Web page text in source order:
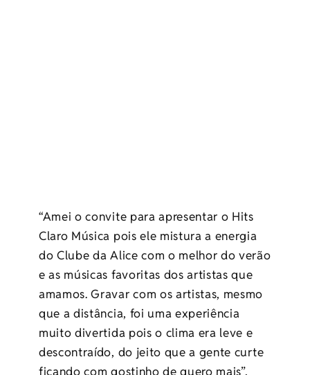
“Amei o convite para apresentar o Hits
Claro Música pois ele mistura a energia
do Clube da Alice com o melhor do verão
e as músicas favoritas dos artistas que
amamos. Gravar com os artistas, mesmo
que a distância, foi uma experiência
muito divertida pois o clima era leve e
descontraído, do jeito que a gente curte
ficando com gostinho de quero mais”,